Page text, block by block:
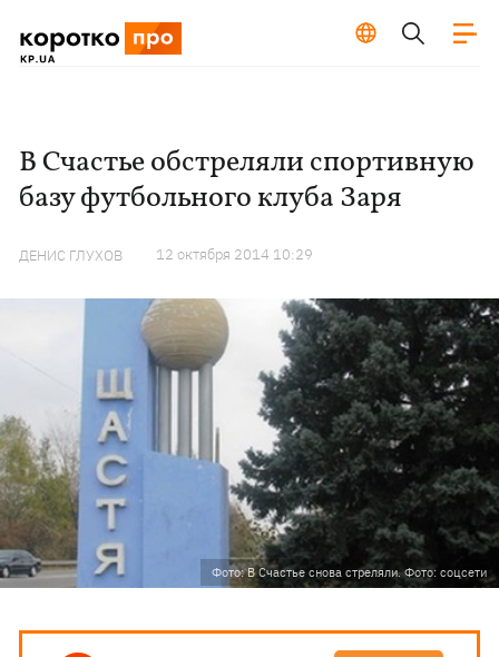
В Счастье обстреляли спортивную
базу футбольного клуба Заря
ДЕНИС ГЛУХОВ 12 октября 2014 10:29
Фото: В Счастье снова стреляли. Фото: соцсети